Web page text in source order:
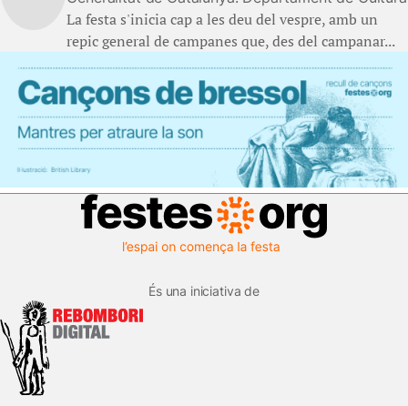
La festa s'inicia cap a les deu del vespre, amb un
repic general de campanes que, des del campanar...
És una iniciativa de